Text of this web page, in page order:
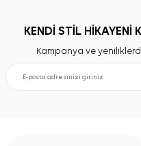
KENDİ STİL HİKAYENİ
Kampanya ve